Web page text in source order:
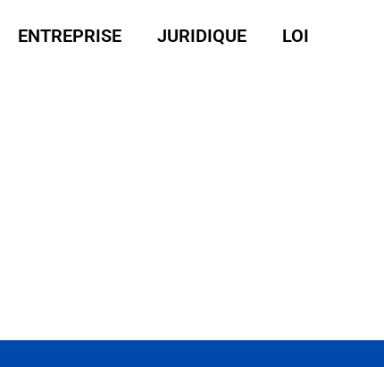
ENTREPRISE JURIDIQUE LOI